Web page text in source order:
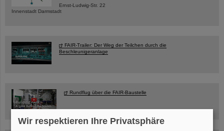
Ernst-Ludwig-Str. 22
Innenstadt Darmstadt
FAIR-Trailer: Der Weg der Teilchen durch die
Beschleunigeranlage
Rundflug über die FAIR-Baustelle
Wir respektieren Ihre Privatsphäre